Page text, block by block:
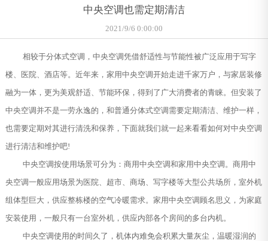
中央空调也需定期清洁
2021/9/6 0:00:00
相较于分体式空调，中央空调凭借舒适性与节能性被广泛应用于写字
楼、医院、酒店等。近年来，家用中央空调开始走进千家万户，与家居装修
融为一体，更为美观舒适、节能环保，得到了广大消费者的青睐。但安装了
中央空调并不是一劳永逸的，和普通分体式空调需要定期清洁、维护一样，
也需要定期对其进行清洗和保养，下面就我们就一起来看看如何对中央空调
进行清洁和维护吧!
中央空调按使用场景可分为：商用中央空调和家用中央空调。商用中
央空调一般应用场景为医院、超市、商场、写字楼等大型公共场所，室外机
组体型巨大，供应整栋楼的空气冷暖需求。家用中央空调顾名思义，为家庭
安装使用，一般只有一台室外机，供应内部各个房间的多台内机。
中央空调使用的时间久了，机体内难免会积累大量灰尘，温暖湿润的